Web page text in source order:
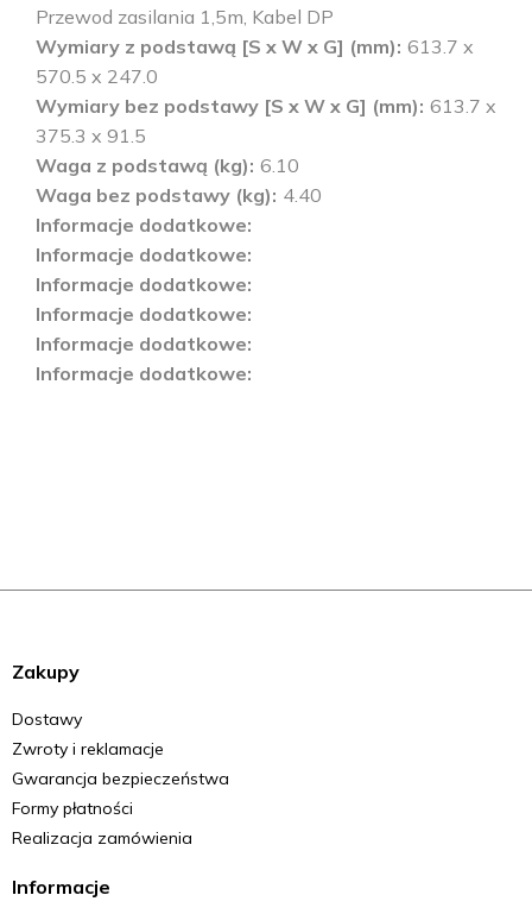
Przewod zasilania 1,5m, Kabel DP
Wymiary z podstawą [S x W x G] (mm) 613.7 x
570.5 x 247.0
Wymiary bez podstawy [S x W x G] (mm) 613.7 x
375.3 x 91.5
Waga z podstawą (kg) 6.10
Waga bez podstawy (kg) 4.40
Informacje dodatkowe
Informacje dodatkowe
Informacje dodatkowe
Informacje dodatkowe
Informacje dodatkowe
Informacje dodatkowe
Zakupy
Dostawy
Zwroty i reklamacje
Gwarancja bezpieczeństwa
Formy płatności
Realizacja zamówienia
Informacje